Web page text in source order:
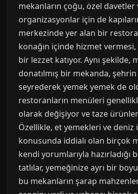
mekanların çoğu, özel davetler
organizasyonlar için de
merkezinde yer alan bir
konağın içinde hizmet vermesi,
bir lezzet katıyor. Aynı
donatılmış bir mekanda, şehrin
seyrederek yemek yemek de
restoranların menüleri
olarak değişiyor ve taze ürünler
Özellikle, et yemekleri ve deniz
konusunda iddialı olan birçok
kendi yorumlarıyla hazırladığı
tatlılar, yemeğinize ayrı bir
bu mekanların şarap